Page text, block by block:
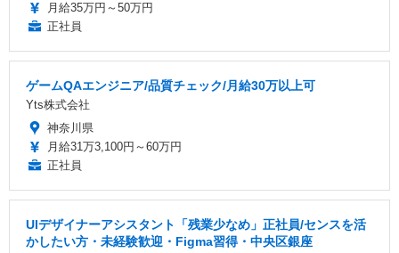
月給35万円～50万円
正社員
ゲームQAエンジニア/品質チェック/月給30万以上可
Yts株式会社
神奈川県
月給31万3,100円～60万円
正社員
UIデザイナーアシスタント「残業少なめ」正社員/センスを活
かしたい方・未経験歓迎・Figma習得・中央区銀座